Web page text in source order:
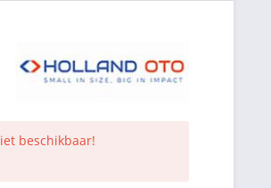
beschikbaar!